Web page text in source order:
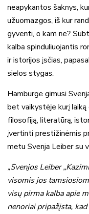
neapykantos šaknys,
užuomazgos, iš kur
gyventi, o kam ne?
kalba spinduliuojantis
ir istorijos įsčias,
sielos stygas.
Hamburge gimusi
bet vaikystėje kurį laiką
filosofiją, literatūrą,
įvertinti prestižinėmis
metu Svenja Leiber su
„Svenjos Leiber
visomis jos
visų pirma kalba apie
nenoriai pripažįsta,